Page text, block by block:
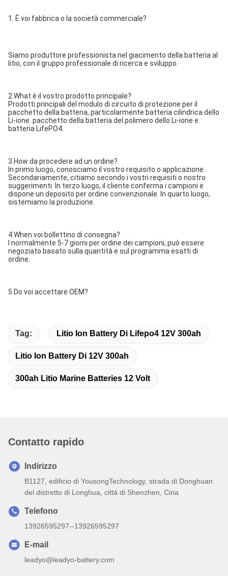
1. È voi fabbrica o la società commerciale?
Siamo produttore professionista nel giacimento della batteria al
litio, con il gruppo professionale di ricerca e sviluppo.
2.What è il vostro prodotto principale?
Prodotti principali del modulo di circuito di protezione per il
pacchetto della batteria, particolarmente batteria cilindrica dello
Li-ione. pacchetto della batteria del polimero dello Li-ione e
batteria LifePO4.
3.How da procedere ad un ordine?
In primo luogo, conosciamo il vostro requisito o applicazione.
Secondariamente, citiamo secondo i vostri requisiti o nostro
suggerimenti. In terzo luogo, il cliente conferma i campioni e
dispone un deposito per ordine convenzionale. In quarto luogo,
sistemiamo la produzione.
4.When voi bollettino di consegna?
I normalmente 5-7 giorni per ordine dei campioni, può essere
negoziato basato sulla quantità e sul programma esatti di
ordine.
5.Do voi accettare OEM?
Tag: Litio Ion Battery Di Lifepo4 12V 300ah
Litio Ion Battery Di 12V 300ah
300ah Litio Marine Batteries 12 Volt
Contatto rapido
Indirizzo
B1127, edificio di YousongTechnology, strada di Donghuan
del distretto di Longhua, città di Shenzhen, Cina
Telefono
13926595297--13926595297
E-mail
leadyo@leadyo-battery.com